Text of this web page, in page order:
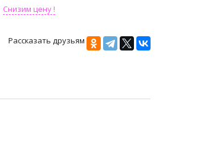
Снизим цену !
Рассказать друзьям